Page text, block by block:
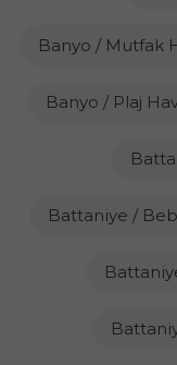
Banyo / Mutfak
Banyo / Plaj
Battaniye /